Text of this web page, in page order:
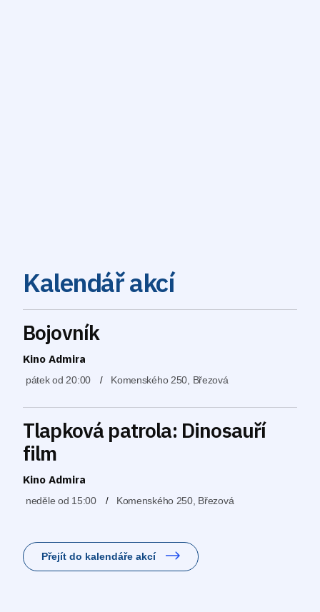
Kalendář akcí
Bojovník
Kino Admira
pátek od 20:00 Komenského 250, Březová
Tlapková patrola: Dinosauří
film
Kino Admira
neděle od 15:00 Komenského 250, Březová
Přejít do kalendáře akcí